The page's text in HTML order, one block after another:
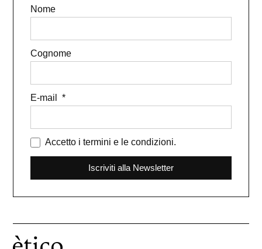
Nome
Cognome
E-mail
Accetto i termini e le condizioni.
Iscriviti alla Newsletter